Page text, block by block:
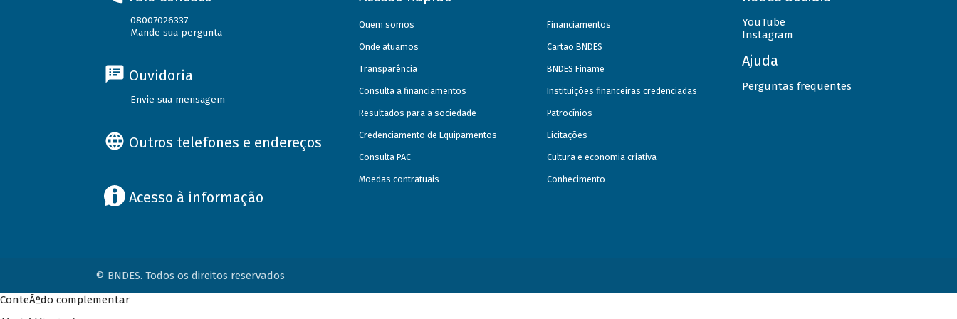
08007026337
Mande sua pergunta
Ouvidoria
Envie sua mensagem
Outros telefones e endereços
Acesso à informação
Quem somos
Onde atuamos
Transparência
Consulta a financiamentos
Resultados para a sociedade
Credenciamento de Equipamentos
Consulta PAC
Moedas contratuais
Financiamentos
Cartão BNDES
BNDES Finame
Instituições financeiras credenciadas
Patrocínios
Licitações
Cultura e economia criativa
Conhecimento
YouTube
Instagram
Ajuda
Perguntas frequentes
© BNDES. Todos os direitos reservados
ConteÃºdo complementar